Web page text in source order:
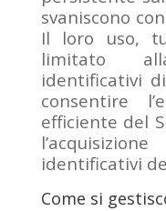
svaniscono
Il loro uso,
limitato
identificativi
consentire
efficiente del
identificativi
Come si